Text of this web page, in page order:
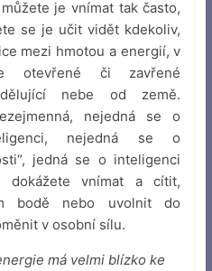
je vnímat tak často,
se je učit vidět kdekoliv,
mezi hmotou a energií, v
otevřené či zavřené
nebe od země.
nejedná se o
nejedná se o
jedná se o inteligenci
dokážete vnímat a cítit,
bodě nebo uvolnit do
v osobní sílu.
má velmi blízko ke